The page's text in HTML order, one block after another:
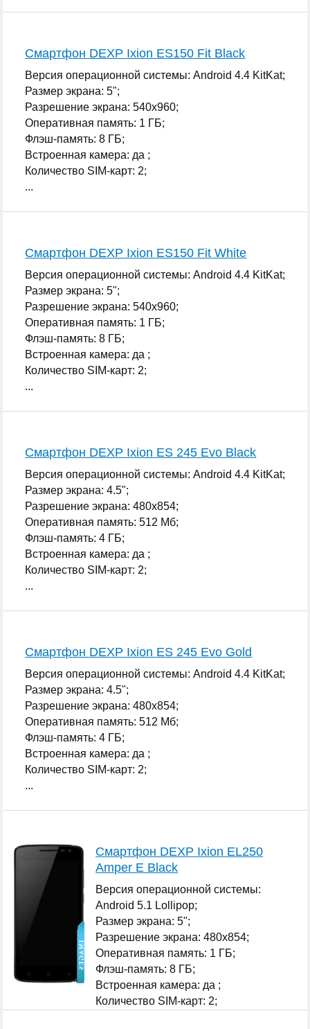
Смартфон DEXP Ixion ES150 Fit Black
Версия операционной системы: Android 4.4 KitKat;
Размер экрана: 5";
Разрешение экрана: 540x960;
Оперативная память: 1 ГБ;
Флэш-память: 8 ГБ;
Встроенная камера: да ;
Количество SIM-карт: 2;
...
Смартфон DEXP Ixion ES150 Fit White
Версия операционной системы: Android 4.4 KitKat;
Размер экрана: 5";
Разрешение экрана: 540x960;
Оперативная память: 1 ГБ;
Флэш-память: 8 ГБ;
Встроенная камера: да ;
Количество SIM-карт: 2;
...
Смартфон DEXP Ixion ES 245 Evo Black
Версия операционной системы: Android 4.4 KitKat;
Размер экрана: 4.5";
Разрешение экрана: 480x854;
Оперативная память: 512 Мб;
Флэш-память: 4 ГБ;
Встроенная камера: да ;
Количество SIM-карт: 2;
...
Смартфон DEXP Ixion ES 245 Evo Gold
Версия операционной системы: Android 4.4 KitKat;
Размер экрана: 4.5";
Разрешение экрана: 480x854;
Оперативная память: 512 Мб;
Флэш-память: 4 ГБ;
Встроенная камера: да ;
Количество SIM-карт: 2;
...
Смартфон DEXP Ixion EL250
Amper E Black
Версия операционной системы:
Android 5.1 Lollipop;
Размер экрана: 5";
Разрешение экрана: 480x854;
Оперативная память: 1 ГБ;
Флэш-память: 8 ГБ;
Встроенная камера: да ;
Количество SIM-карт: 2;